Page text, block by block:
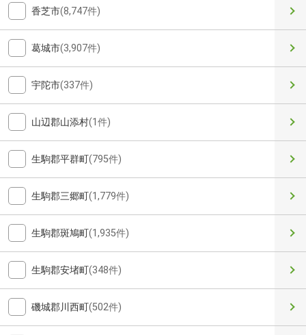
香芝市(8,747件)
葛城市(3,907件)
宇陀市(337件)
山辺郡山添村(1件)
生駒郡平群町(795件)
生駒郡三郷町(1,779件)
生駒郡斑鳩町(1,935件)
生駒郡安堵町(348件)
磯城郡川西町(502件)